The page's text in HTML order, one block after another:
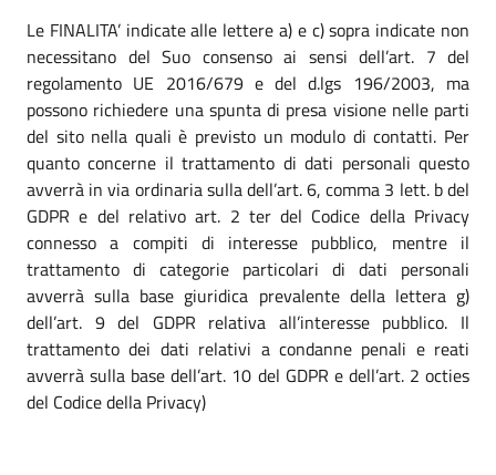
Le FINALITA’ indicate alle lettere a) e c) sopra indicate non
necessitano del Suo consenso ai sensi dell’art. 7 del
regolamento UE 2016/679 e del d.lgs 196/2003, ma
possono richiedere una spunta di presa visione nelle parti
del sito nella quali è previsto un modulo di contatti. Per
quanto concerne il trattamento di dati personali questo
avverrà in via ordinaria sulla dell’art. 6, comma 3 lett. b del
GDPR e del relativo art. 2 ter del Codice della Privacy
connesso a compiti di interesse pubblico, mentre il
trattamento di categorie particolari di dati personali
avverrà sulla base giuridica prevalente della lettera g)
dell’art. 9 del GDPR relativa all’interesse pubblico. Il
trattamento dei dati relativi a condanne penali e reati
avverrà sulla base dell’art. 10 del GDPR e dell’art. 2 octies
del Codice della Privacy)